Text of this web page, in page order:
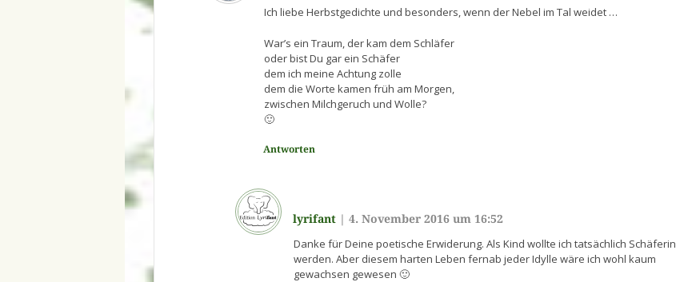
Ich liebe Herbstgedichte und besonders, wenn der Nebel im Tal weidet …
War’s ein Traum, der kam dem Schläfer
oder bist Du gar ein Schäfer
dem ich meine Achtung zolle
dem die Worte kamen früh am Morgen,
zwischen Milchgeruch und Wolle?
🙂
Antworten
lyrifant| 4. November 2016 um 16:52
Danke für Deine poetische Erwiderung. Als Kind wollte ich tatsächlich Schäferin
werden. Aber diesem harten Leben fernab jeder Idylle wäre ich wohl kaum
gewachsen gewesen 🙂